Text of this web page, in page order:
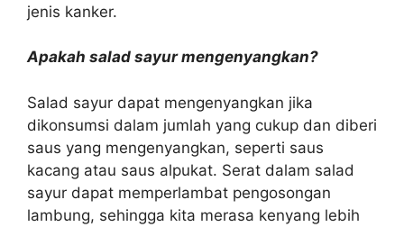
jenis kanker.
Apakah salad sayur mengenyangkan?
Salad sayur dapat mengenyangkan jika
dikonsumsi dalam jumlah yang cukup dan diberi
saus yang mengenyangkan, seperti saus
kacang atau saus alpukat. Serat dalam salad
sayur dapat memperlambat pengosongan
lambung, sehingga kita merasa kenyang lebih